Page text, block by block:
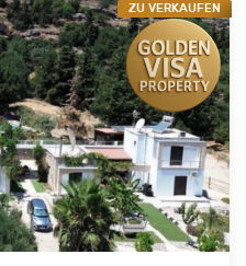
ZU VERKAUFEN